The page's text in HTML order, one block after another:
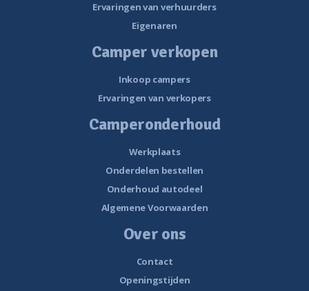
Ervaringen van verhuurders
Eigenaren
Camper verkopen
Inkoop campers
Ervaringen van verkopers
Camperonderhoud
Werkplaats
Onderdelen bestellen
Onderhoud autodeel
Algemene Voorwaarden
Over ons
Contact
Openingstijden